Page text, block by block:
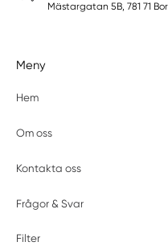
Mästargatan 5B, 781 71
Meny
Hem
Om oss
Kontakta oss
Frågor & Svar
Filter